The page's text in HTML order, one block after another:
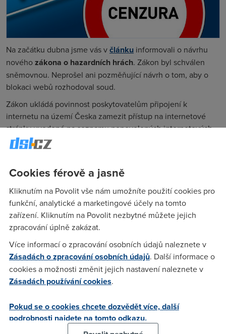
Na začátku dubna jsme vás včlánku informovali o návrhu
novéhozákona o hazardních hrách. Zákon byl schválen
sněmovnou. Neprošel ani pozměňující návrh o tom, aby o
blokaci webů rozhodoval soud.
Zákon ukládá povinnost poskytovatelům připojení k
internetu na území Česka zamezit přístup na internetové
stránky uvedené na seznamu nepovolených internetových
her.
průlom do svobody internetu, jaký zde dosud nebyl. Řekl, že
ministerstvo financí také neblokuje webové stránky s
nelegálním prodejem zbraní. Podle dřívějšího vyjádření
předsedy Sdružení pro internetový rozvoj Jána Simkaniče
dostává ministerstvo financí téměř neomezenou pravomoc
cenzurovat internet. Piráti varují, že se z ministerstva financí
stane cenzurní úřad.
Ivan Bartoš, předseda Pirátů k rozhodnutí sněmovny říká:
Dnešek je černý den pro svobodu Internetu v České
republice. Pokusíme se toto rozhodnutí zvrátit v senátu a
cenzurní paragrafy zrušil Ústavní soud. Cenzura je
nepřípustná.“ Zákon ještě musí projít Senátem a musí ho
Cookies férově a jasně
Kliknutím na Povolit vše nám umožníte použití cookies pro
funkční, analytické a marketingové účely na tomto
zařízení. Kliknutím na Povolit nezbytné můžete jejich
zpracování úplně zakázat.
Více informací o zpracování osobních údajů naleznete v
Zásadách o zpracování osobních údajů. Další informace o
cookies a možnosti změnit jejich nastavení naleznete v
Zásadách používání cookies.
Pokud se o cookies chcete dozvědět více, další
podrobnosti najdete na tomto odkazu.